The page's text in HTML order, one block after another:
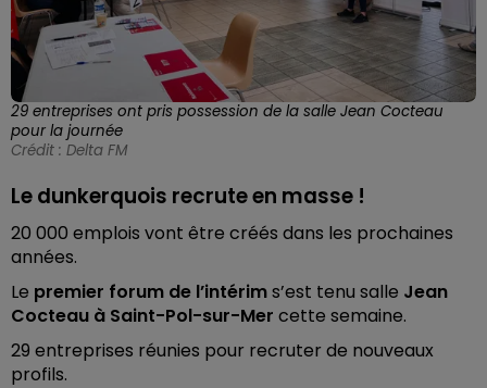
29 entreprises ont pris possession de la salle Jean Cocteau
pour la journée
Crédit : Delta FM
Le dunkerquois recrute en masse !
20 000 emplois vont être créés dans les prochaines
années.
Le premier forum de l’intérims’est tenu salle Jean
Cocteau à Saint-Pol-sur-Mer cette semaine.
29 entreprises réunies pour recruter de nouveaux
profils.